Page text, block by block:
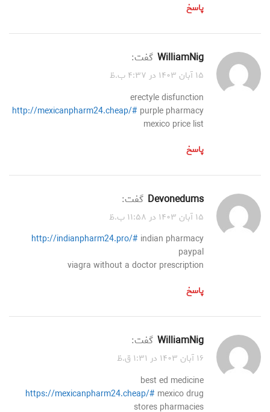
پاسخ
WilliamNig گفت:
۱۵ آبان ۱۴۰۳ در ۴:۳۷ ب.ظ
erectyle disfunction
http://mexicanpharm24.cheap/# purple pharmacy
mexico price list
پاسخ
Devonedums گفت:
۱۵ آبان ۱۴۰۳ در ۱۱:۵۸ ب.ظ
http://indianpharm24.pro/# indian pharmacy
paypal
viagra without a doctor prescription
پاسخ
WilliamNig گفت:
۱۶ آبان ۱۴۰۳ در ۱:۳۱ ق.ظ
best ed medicine
https://mexicanpharm24.cheap/# mexico drug
stores pharmacies